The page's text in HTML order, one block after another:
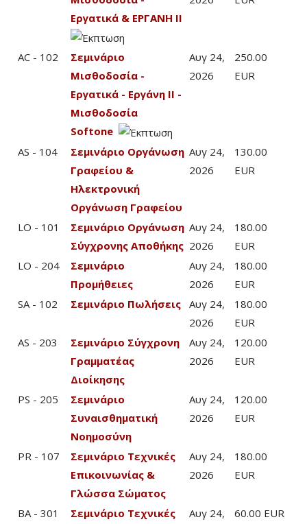
Εργατικά & ΕΡΓΑΝΗ ΙΙ
AC - 102
Σεμινάριο
Μισθοδοσία -
Εργατικά - Εργάνη ΙΙ -
Μισθοδοσία
Softone
Αυγ 24,
2026
250.00
EUR
AS - 104
Σεμινάριο Οργάνωση
Γραφείου &
Ηλεκτρονική
Οργάνωση Γραφείου
Αυγ 24,
2026
130.00
EUR
LO - 101
Σεμινάριο Οργάνωση
Σύγχρονης Αποθήκης
Αυγ 24,
2026
180.00
EUR
LO - 204
Σεμινάριο
Προμήθειες
Αυγ 24,
2026
180.00
EUR
SA - 102
Σεμινάριο Πωλήσεις Αυγ 24,
2026
180.00
EUR
AS - 203
Σεμινάριο Σύγχρονη
Γραμματέας
Διοίκησης
Αυγ 24,
2026
120.00
EUR
PS - 205
Σεμινάριο
Συναισθηματική
Νοημοσύνη
Αυγ 24,
2026
120.00
EUR
PR - 107
Σεμινάριο Τεχνικές
Επικοινωνίας &
Γλώσσα Σώματος
Αυγ 24,
2026
180.00
EUR
BA - 301
Σεμινάριο Τεχνικές
Αυγ 24,
60.00 EUR